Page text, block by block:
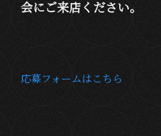
会にご来店ください。
応募フォームはこちら